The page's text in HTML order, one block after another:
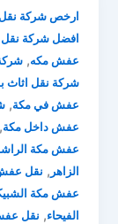
ارخص شركة
افضل شركة
عفش مكه,
شركة نقل اثاث
عفش في مكة,
عفش داخل مكة,
عفش مكة
الزاهر , نقل
عفش مكة
الفيحاء, نقل